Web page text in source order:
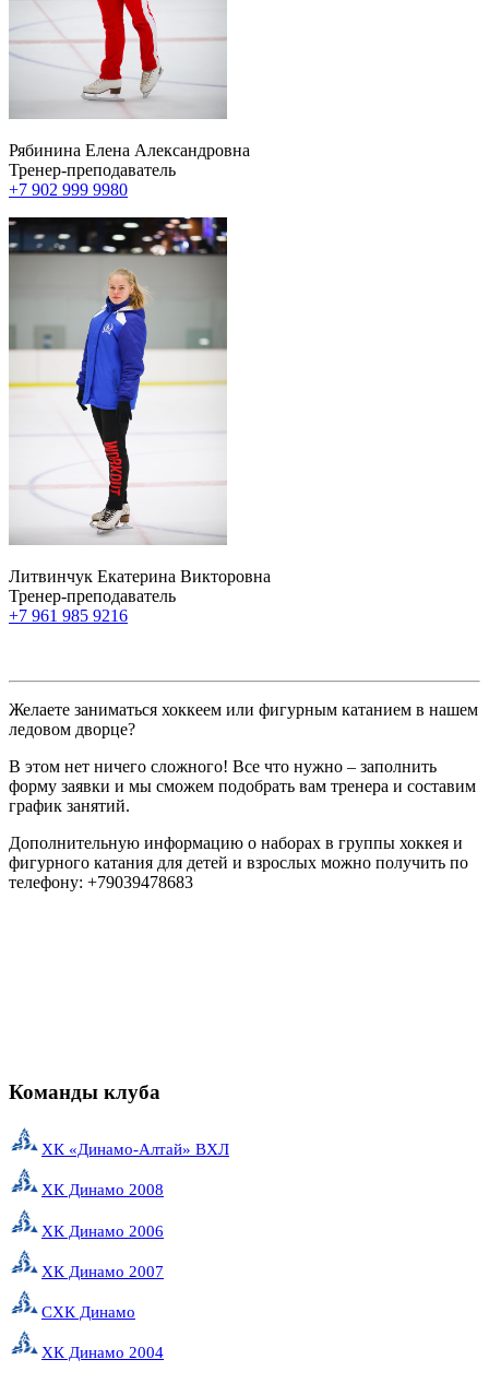
Рябинина Елена Александровна
Тренер-преподаватель
+7 902 999 9980
Литвинчук Екатерина Викторовна
Тренер-преподаватель
+7 961 985 9216
Желаете заниматься хоккеем или фигурным катанием в нашем
ледовом дворце?
В этом нет ничего сложного! Все что нужно – заполнить
форму заявки и мы сможем подобрать вам тренера и составим
график занятий.
Дополнительную информацию о наборах в группы хоккея и
фигурного катания для детей и взрослых можно получить по
телефону: +79039478683
Команды клуба
ХК «Динамо-Алтай» ВХЛ
ХК Динамо 2008
ХК Динамо 2006
ХК Динамо 2007
СХК Динамо
ХК Динамо 2004